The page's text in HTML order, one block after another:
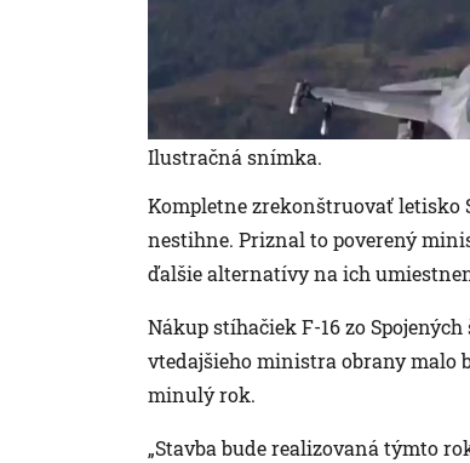
Ilustračná snímka.
Kompletne zrekonštruovať letisko
nestihne. Priznal to poverený
ďalšie alternatívy na ich
Nákup stíhačiek F-16 zo
vtedajšieho ministra obrany malo
minulý rok.
„Stavba bude realizovaná týmto